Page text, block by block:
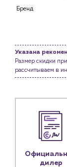
Наши
Бренд
Указана
Размер скидки
рассчитываем в
дилер